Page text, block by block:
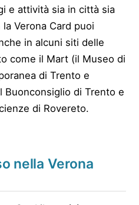
e attività sia in città sia
Verona Card puoi
in alcuni siti delle
come il Mart (il Museo di
di Trento e
Buonconsiglio di Trento e
di Rovereto.
nella Verona